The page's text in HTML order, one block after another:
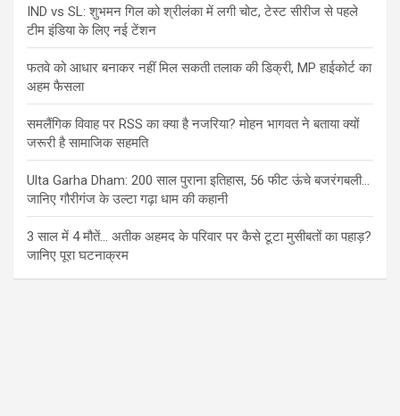
IND vs SL: शुभमन गिल को श्रीलंका में लगी चोट, टेस्ट सीरीज से पहले
टीम इंडिया के लिए नई टेंशन
फतवे को आधार बनाकर नहीं मिल सकती तलाक की डिक्री, MP हाईकोर्ट का
अहम फैसला
समलैंगिक विवाह पर RSS का क्या है नजरिया? मोहन भागवत ने बताया क्यों
जरूरी है सामाजिक सहमति
Ulta Garha Dham: 200 साल पुराना इतिहास, 56 फीट ऊंचे बजरंगबली…
जानिए गौरीगंज के उल्टा गढ़ा धाम की कहानी
3 साल में 4 मौतें… अतीक अहमद के परिवार पर कैसे टूटा मुसीबतों का पहाड़?
जानिए पूरा घटनाक्रम